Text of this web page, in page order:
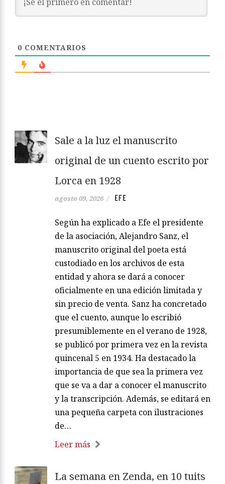
0 COMENTARIOS
Sale a la luz el manuscrito
original de un cuento escrito por
Lorca en 1928
agosto 09, 2026 / EFE
Según ha explicado a Efe el presidente
de la asociación, Alejandro Sanz, el
manuscrito original del poeta está
custodiado en los archivos de esta
entidad y ahora se dará a conocer
oficialmente en una edición limitada y
sin precio de venta. Sanz ha concretado
que el cuento, aunque lo escribió
presumiblemente en el verano de 1928,
se publicó por primera vez en la revista
quincenal 5 en 1934. Ha destacado la
importancia de que sea la primera vez
que se va a dar a conocer el manuscrito
y la transcripción. Además, se editará en
una pequeña carpeta con ilustraciones
de…
Leer más
La semana en Zenda, en 10 tuits